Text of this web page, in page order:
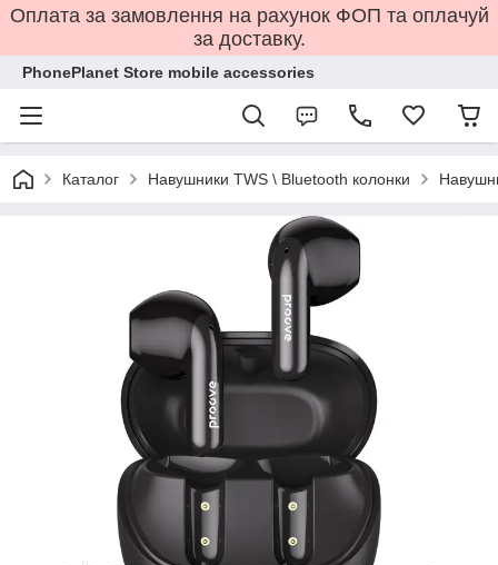
Оплата за замовлення на рахунок ФОП та оплачуй
за доставку.
PhonePlanet Store mobile accessories
Каталог Навушники TWS \ Bluetooth колонки